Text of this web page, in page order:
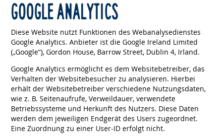
GOOGLE ANALYTICS
Diese Website nutzt Funktionen des Webanalysedienstes
Google Analytics. Anbieter ist die Google Ireland Limited
(„Google“), Gordon House, Barrow Street, Dublin 4, Irland.
Google Analytics ermöglicht es dem Websitebetreiber, das
Verhalten der Websitebesucher zu analysieren. Hierbei
erhält der Websitebetreiber verschiedene Nutzungsdaten,
wie z. B. Seitenaufrufe, Verweildauer, verwendete
Betriebssysteme und Herkunft des Nutzers. Diese Daten
werden dem jeweiligen Endgerät des Users zugeordnet.
Eine Zuordnung zu einer User-ID erfolgt nicht.